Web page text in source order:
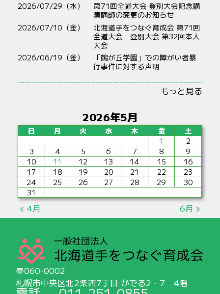
2026/07/29（水）
第71回全道大会 登別大会記念講
演講師の変更のお知らせ
2026/07/10（金）
北海道手をつなぐ育成会 第71回
全道大会 登別大会 第32回本人
大会
2026/06/19（金）
「鶴が丘学園」での障がい者暴
行事件に対する声明
もっと見る
2026年5月
日 月 火 水 木 金
土
1
2
3
4 5 6 7 8
9
10
11 12 13 14 15
16
17
18 19 20 21 22
23
24
25 26 27 28 29
30
31
« 4月 6月 »
060-0002
札幌市中央区北2条西7丁目 かでる2・7 4階